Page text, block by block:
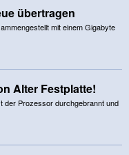
übertragen
mit einem Gigabyte
Alter Festplatte!
der Prozessor durchgebrannt und